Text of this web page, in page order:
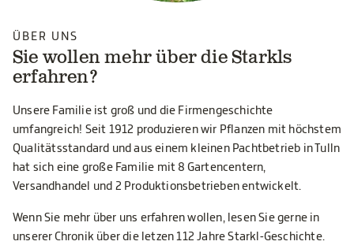
ÜBER UNS
Sie wollen mehr über die Starkls
erfahren?
Unsere Familie ist groß und die Firmengeschichte
umfangreich! Seit 1912 produzieren wir Pflanzen mit höchstem
Qualitätsstandard und aus einem kleinen Pachtbetrieb in Tulln
hat sich eine große Familie mit 8 Gartencentern,
Versandhandel und 2 Produktionsbetrieben entwickelt.
Wenn Sie mehr über uns erfahren wollen, lesen Sie gerne in
unserer Chronik über die letzen 112 Jahre Starkl-Geschichte.